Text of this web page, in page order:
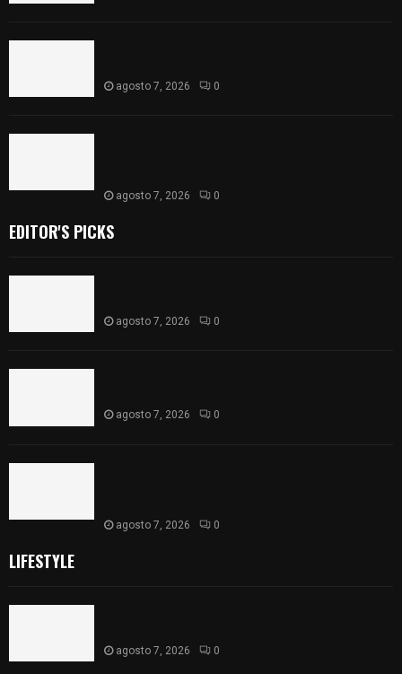
agosto 7, 2026 0
agosto 7, 2026 0
EDITOR'S PICKS
agosto 7, 2026 0
agosto 7, 2026 0
agosto 7, 2026 0
LIFESTYLE
agosto 7, 2026 0